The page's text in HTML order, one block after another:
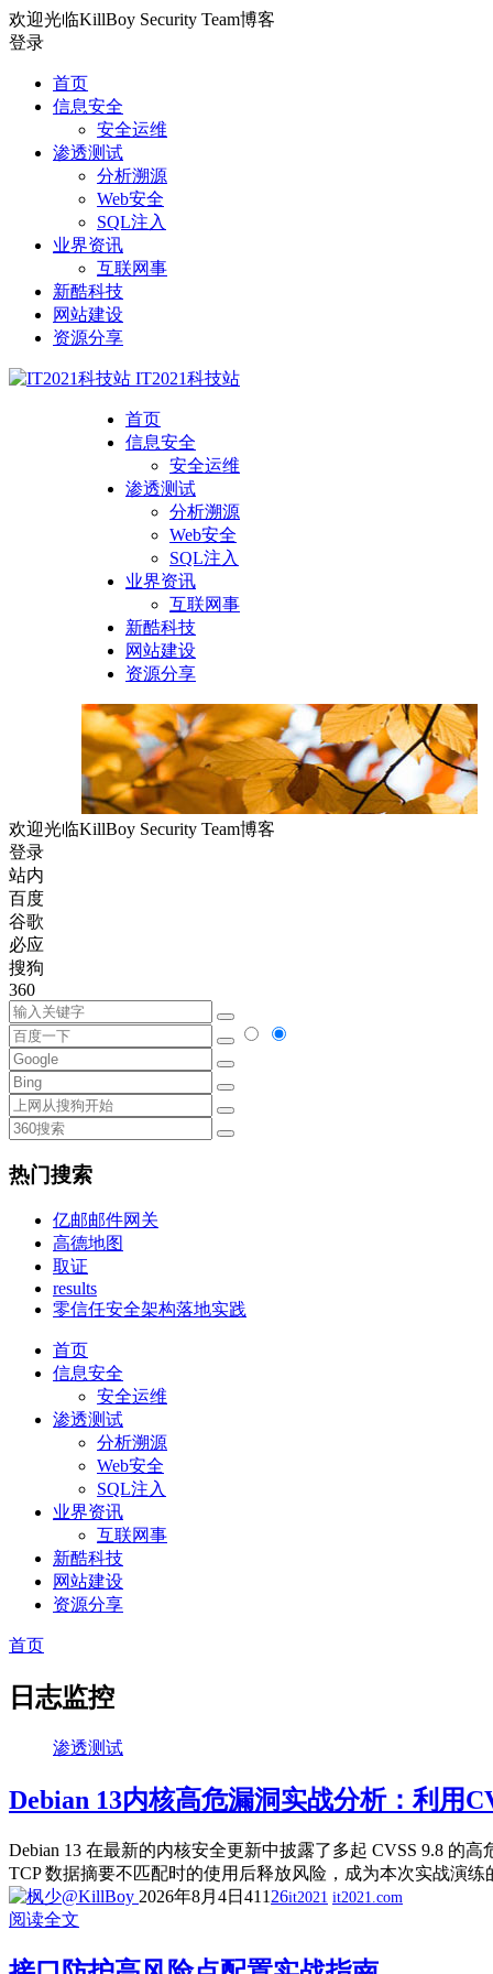
欢迎光临KillBoy Security Team博客
登录
首页
信息安全
安全运维
渗透测试
分析溯源
Web安全
SQL注入
业界资讯
互联网事
新酷科技
网站建设
资源分享
IT2021科技站
首页
信息安全
安全运维
渗透测试
分析溯源
Web安全
SQL注入
业界资讯
互联网事
新酷科技
网站建设
资源分享
欢迎光临KillBoy Security Team博客
登录
站内
百度
谷歌
必应
搜狗
360
热门搜索
亿邮邮件网关
高德地图
取证
results
零信任安全架构落地实践
首页
信息安全
安全运维
渗透测试
分析溯源
Web安全
SQL注入
业界资讯
互联网事
新酷科技
网站建设
资源分享
首页
日志监控
渗透测试
Debian 13内核高危漏洞实战分析：利用
Debian 13 在最新的内核安全更新中披露了多起 CVSS 9.8 的高
TCP 数据摘要不匹配时的使用后释放风险，成为本次实战演
2026年8月4日 411 26it2021 it2021.com
阅读全文